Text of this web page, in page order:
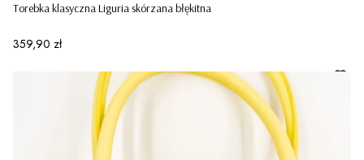
Torebka klasyczna Liguria skórzana błękitna
Cena
359,90 zł